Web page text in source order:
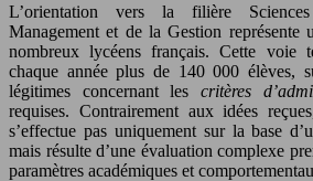
L’orientation vers la filière
Management et de la Gestion représente
nombreux lycéens français. Cette voie
chaque année plus de 140 000 élèves,
légitimes concernant lescritères
requises. Contrairement aux idées
s’effectue pas uniquement sur la base
mais résulte d’une évaluation complexe
paramètres académiques et